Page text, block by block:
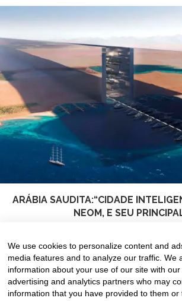
ARÁBIA SAUDITA:“CIDADE
NEOM, E SEU
We use cookies to personalize content and
media features and to analyze our traffic. We
information about your use of our site with our
advertising and analytics partners who may
information that you have provided to them or